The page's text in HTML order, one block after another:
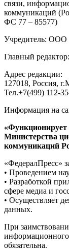
связи,
коммуникаций
ФС 77 – 85577)
Учредитель: ООО
Главный
Адрес редакции:
127018, Россия,
Тел.+7(499) 112-
Информация на
Министерства
коммуникаций
«ФедералПресс»
• Проведением
• Разработкой
сфере медиа и
• Осуществляет
данных.
При
информационного
обязательна.